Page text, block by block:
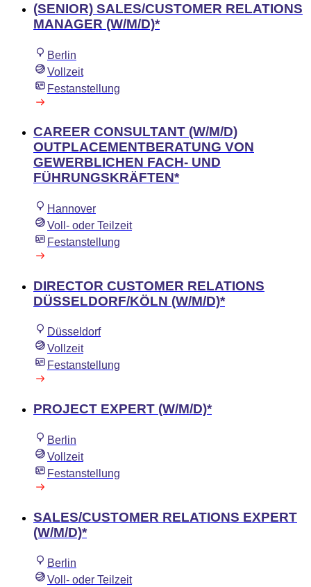
(SENIOR) SALES/CUSTOMER RELATIONS
MANAGER (W/M/D)*
Berlin
Vollzeit
Festanstellung
CAREER CONSULTANT (W/M/D)
OUTPLACEMENTBERATUNG VON
GEWERBLICHEN FACH- UND
FÜHRUNGSKRÄFTEN*
Hannover
Voll- oder Teilzeit
Festanstellung
DIRECTOR CUSTOMER RELATIONS
DÜSSELDORF/KÖLN (W/M/D)*
Düsseldorf
Vollzeit
Festanstellung
PROJECT EXPERT (W/M/D)*
Berlin
Vollzeit
Festanstellung
SALES/CUSTOMER RELATIONS EXPERT
(W/M/D)*
Berlin
Voll- oder Teilzeit